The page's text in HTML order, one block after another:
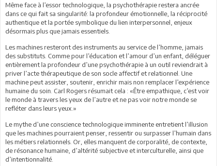
Même face à l’essor technologique, la psychothérapie restera ancrée
dans ce qui fait sa singularité: la profondeur émotionnelle, la réciprocité
authentique et la portée symbolique du lien interpersonnel, enjeux
désormais plus que jamais essentiels.
Les machines resteront des instruments au service de l’homme, jamais
des substituts. Comme pour l’éducation et l’amour d’un enfant, déléguer
entièrement la profondeur d’une psychothérapie à un outil reviendrait à
priver l’acte thérapeutique de son socle affectif et relationnel. Une
machine peut assister, soutenir, enrichir mais non remplacer l’expérience
humaine du soin. Carl Rogers résumait cela : «Être empathique, c’est voir
le monde à travers les yeux de l’autre et ne pas voir notre monde se
refléter dans leurs yeux.»
Le mythe d’une conscience technologique imminente entretient l’illusion
que les machines pourraient penser, ressentir ou surpasser l’humain dans
les métiers relationnels. Or, elles manquent de corporalité, de contexte,
de résonance humaine, d’altérité subjective et interculturelle, ainsi que
d’intentionnalité.